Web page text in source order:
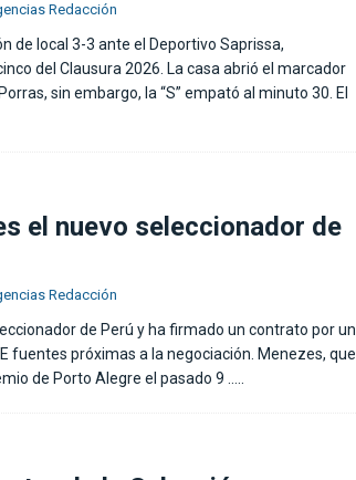
Redacción
de local 3-3 ante el Deportivo Saprissa,
del Clausura 2026. La casa abrió el marcador
sin embargo, la “S” empató al minuto 30. El
el nuevo seleccionador de
Redacción
de Perú y ha firmado un contrato por un
fuentes próximas a la negociación. Menezes, que
de Porto Alegre el pasado 9